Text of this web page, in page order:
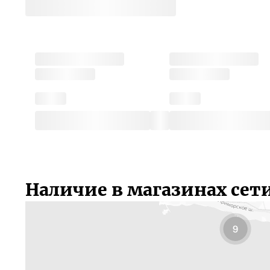
Наличие в магазинах